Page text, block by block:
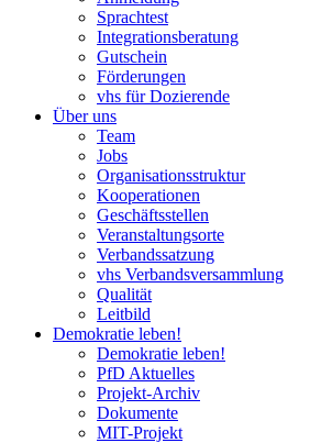
Sprachtest
Integrationsberatung
Gutschein
Förderungen
vhs für Dozierende
Über uns
Team
Jobs
Organisationsstruktur
Kooperationen
Geschäftsstellen
Veranstaltungsorte
Verbandssatzung
vhs Verbandsversammlung
Qualität
Leitbild
Demokratie leben!
Demokratie leben!
PfD Aktuelles
Projekt-Archiv
Dokumente
MIT-Projekt